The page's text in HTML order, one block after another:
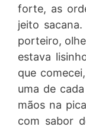
forte, as
jeito
porteiro,
estava
que
uma de
mãos na
com sabor